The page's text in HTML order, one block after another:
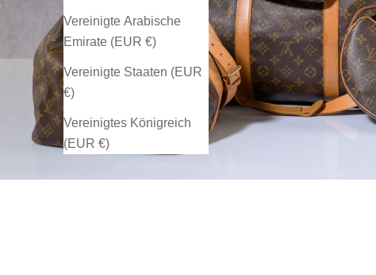
Vereinigte Arabische
Emirate (EUR €)
Vereinigte Staaten (EUR
€)
Vereinigtes Königreich
(EUR €)